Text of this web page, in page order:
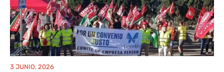
3 JUNIO, 2026